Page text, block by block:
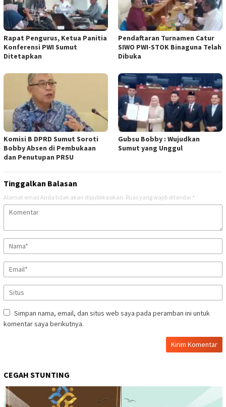
Rapat Pengurus, Ketua Panitia
Konferensi PWI Sumut
Ditetapkan
Pendaftaran Turnamen Catur
SIWO PWI-STOK Binaguna Telah
Dibuka
Komisi B DPRD Sumut Soroti
Bobby Absen di Pembukaan
dan Penutupan PRSU
Gubsu Bobby : Wujudkan
Sumut yang Unggul
Tinggalkan Balasan
Alamat email Anda tidak akan dipublikasikan. Ruas yang wajib ditandai *
Simpan nama, email, dan situs web saya pada peramban ini untuk
komentar saya berikutnya.
CEGAH STUNTING